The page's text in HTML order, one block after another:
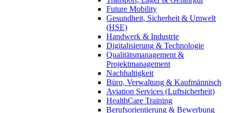
Future Mobility
Gesundheit, Sicherheit & Umwelt
(HSE)
Handwerk & Industrie
Digitalisierung & Technologie
Qualitätsmanagement &
Projektmanagement
Nachhaltigkeit
Büro, Verwaltung & Kaufmännisch
Aviation Services (Luftsicherheit)
HealthCare Training
Berufsorientierung & Bewerbung